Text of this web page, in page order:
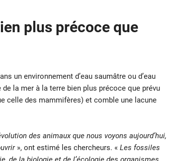
plus précoce que
un environnement d’eau saumâtre ou d’eau
la mer à la terre bien plus précoce que prévu
celle des mammifères) et comble une lacune
des animaux que nous voyons aujourd’hui,
», ont estimé les chercheurs. « Les fossiles